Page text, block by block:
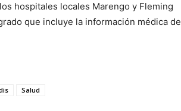
hospitales locales Marengo y Fleming
que incluye la información médica de
Salud